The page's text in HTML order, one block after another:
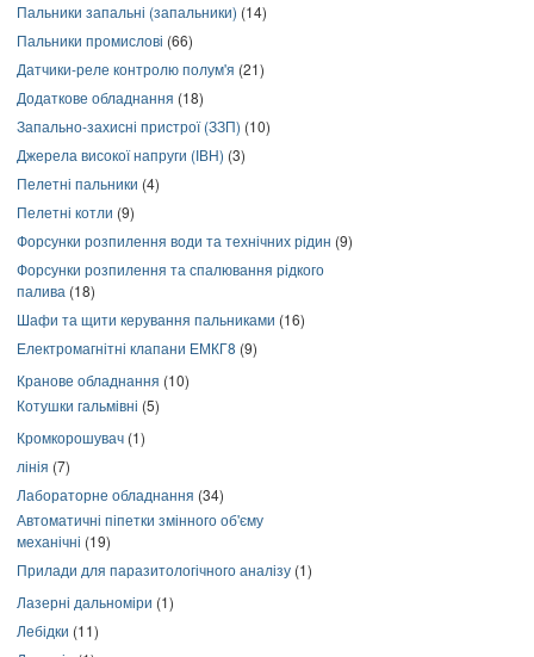
Пальники запальні (запальники) (14)
Пальники промислові (66)
Датчики-реле контролю полум'я (21)
Додаткове обладнання (18)
Запально-захисні пристрої (ЗЗП) (10)
Джерела високої напруги (ІВН) (3)
Пелетні пальники (4)
Пелетні котли (9)
Форсунки розпилення води та технічних рідин (9)
Форсунки розпилення та спалювання рідкого
палива (18)
Шафи та щити керування пальниками (16)
Електромагнітні клапани ЕМКГ8 (9)
Кранове обладнання (10)
Котушки гальмівні (5)
Кромкорошувач (1)
лінія (7)
Лабораторне обладнання (34)
Автоматичні піпетки змінного об'єму
механічні (19)
Прилади для паразитологічного аналізу (1)
Лазерні дальноміри (1)
Лебідки (11)